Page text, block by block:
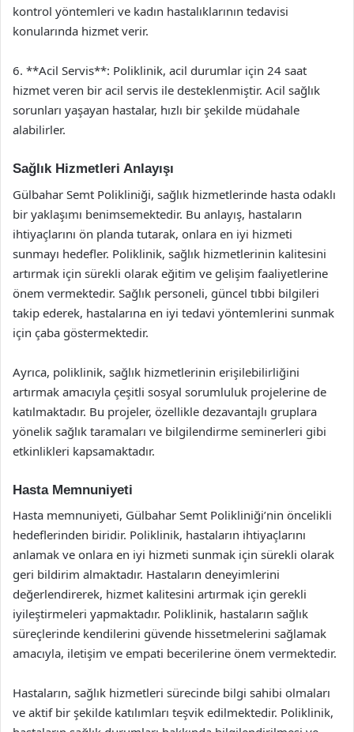
kontrol yöntemleri ve kadın hastalıklarının tedavisi
konularında hizmet verir.
6. **Acil Servis**: Poliklinik, acil durumlar için 24 saat
hizmet veren bir acil servis ile desteklenmiştir. Acil sağlık
sorunları yaşayan hastalar, hızlı bir şekilde müdahale
alabilirler.
Sağlık Hizmetleri Anlayışı
Gülbahar Semt Polikliniği, sağlık hizmetlerinde hasta odaklı
bir yaklaşımı benimsemektedir. Bu anlayış, hastaların
ihtiyaçlarını ön planda tutarak, onlara en iyi hizmeti
sunmayı hedefler. Poliklinik, sağlık hizmetlerinin kalitesini
artırmak için sürekli olarak eğitim ve gelişim faaliyetlerine
önem vermektedir. Sağlık personeli, güncel tıbbi bilgileri
takip ederek, hastalarına en iyi tedavi yöntemlerini sunmak
için çaba göstermektedir.
Ayrıca, poliklinik, sağlık hizmetlerinin erişilebilirliğini
artırmak amacıyla çeşitli sosyal sorumluluk projelerine de
katılmaktadır. Bu projeler, özellikle dezavantajlı gruplara
yönelik sağlık taramaları ve bilgilendirme seminerleri gibi
etkinlikleri kapsamaktadır.
Hasta Memnuniyeti
Hasta memnuniyeti, Gülbahar Semt Polikliniği’nin öncelikli
hedeflerinden biridir. Poliklinik, hastaların ihtiyaçlarını
anlamak ve onlara en iyi hizmeti sunmak için sürekli olarak
geri bildirim almaktadır. Hastaların deneyimlerini
değerlendirerek, hizmet kalitesini artırmak için gerekli
iyileştirmeleri yapmaktadır. Poliklinik, hastaların sağlık
süreçlerinde kendilerini güvende hissetmelerini sağlamak
amacıyla, iletişim ve empati becerilerine önem vermektedir.
Hastaların, sağlık hizmetleri sürecinde bilgi sahibi olmaları
ve aktif bir şekilde katılımları teşvik edilmektedir. Poliklinik,